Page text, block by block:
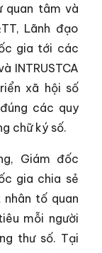
quan tâm và
Lãnh đạo
gia tới các
INTRUSTCA
xã hội số
các quy
chữ ký số.
Giám đốc
gia chia sẻ
nhân tố quan
mỗi người
thư số. Tại